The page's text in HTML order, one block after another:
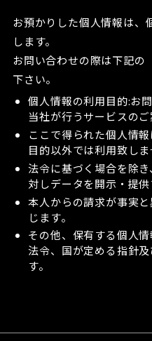
n
a
t
v
お預かりした個人情報は、
します。
お問い合わせの際は下記の
下さい。
個人情報の利用目的:お
当社が行うサービスの
ここで得られた個人情
目的以外では利用致しま
法令に基づく場合を除
対しデータを開示・提供
本人からの請求が事実
じます。
その他、保有する個人
法令、国が定める指針
す。